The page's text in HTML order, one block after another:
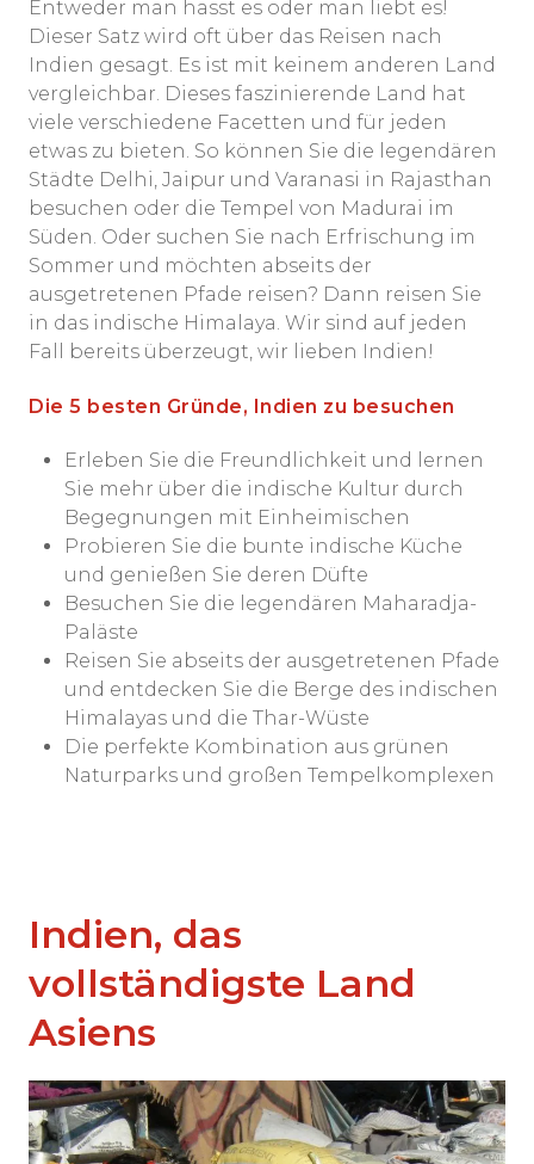
Entweder man hasst es oder man liebt es!
Dieser Satz wird oft über das Reisen nach
Indien gesagt. Es ist mit keinem anderen Land
vergleichbar. Dieses faszinierende Land hat
viele verschiedene Facetten und für jeden
etwas zu bieten. So können Sie die legendären
Städte Delhi, Jaipur und Varanasi in Rajasthan
besuchen oder die Tempel von Madurai im
Süden. Oder suchen Sie nach Erfrischung im
Sommer und möchten abseits der
ausgetretenen Pfade reisen? Dann reisen Sie
in das indische Himalaya. Wir sind auf jeden
Fall bereits überzeugt, wir lieben Indien!
Die 5 besten Gründe, Indien zu besuchen
Erleben Sie die Freundlichkeit und lernen
Sie mehr über die indische Kultur durch
Begegnungen mit Einheimischen
Probieren Sie die bunte indische Küche
und genießen Sie deren Düfte
Besuchen Sie die legendären Maharadja-
Paläste
Reisen Sie abseits der ausgetretenen Pfade
und entdecken Sie die Berge des indischen
Himalayas und die Thar-Wüste
Die perfekte Kombination aus grünen
Naturparks und großen Tempelkomplexen
Indien, das
vollständigste Land
Asiens